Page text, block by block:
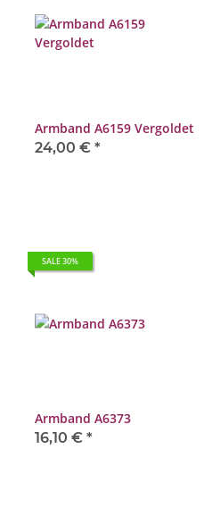
Armband A6159 Vergoldet
24,00 € *
SALE 30%
Armband A6373
16,10 € *